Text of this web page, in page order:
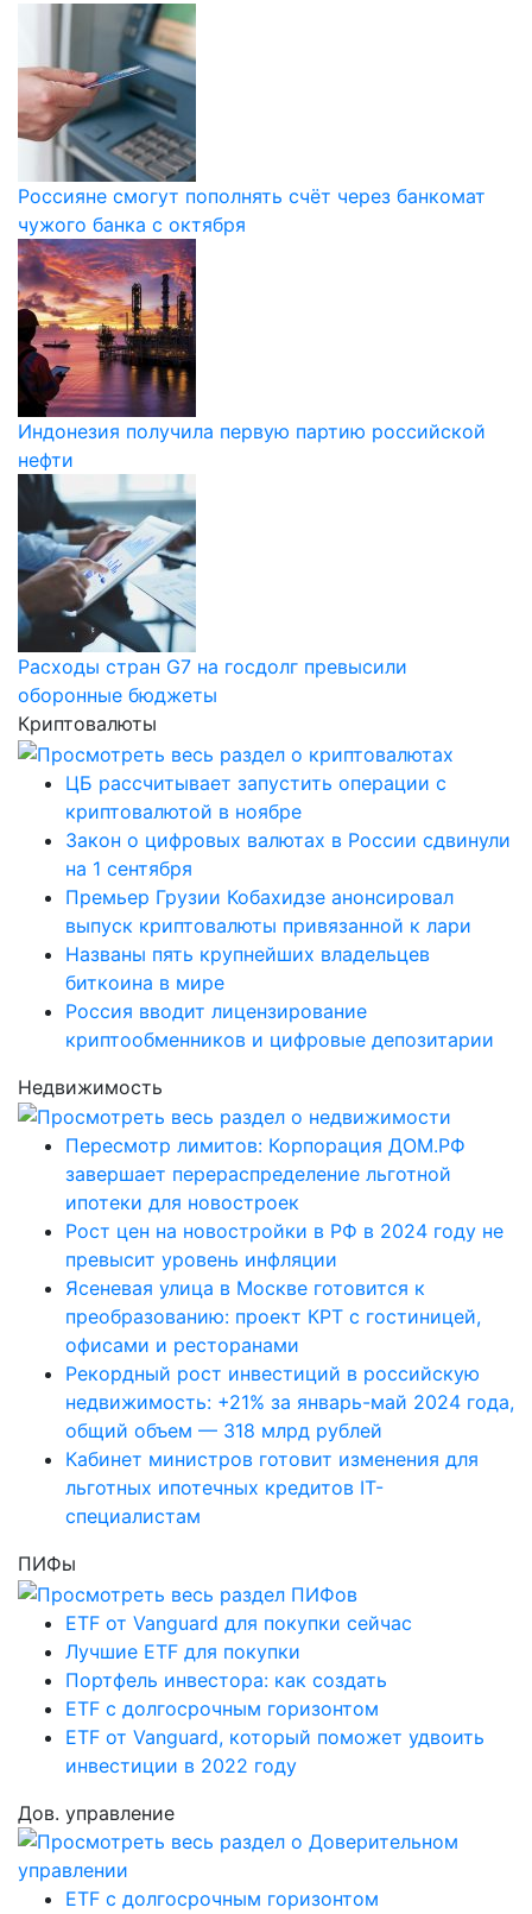
Россияне смогут пополнять счёт через банкомат
чужого банка с октября
Индонезия получила первую партию российской
нефти
Расходы стран G7 на госдолг превысили
оборонные бюджеты
Криптовалюты
ЦБ рассчитывает запустить операции с
криптовалютой в ноябре
Закон о цифровых валютах в России сдвинули
на 1 сентября
Премьер Грузии Кобахидзе анонсировал
выпуск криптовалюты привязанной к лари
Названы пять крупнейших владельцев
биткоина в мире
Россия вводит лицензирование
криптообменников и цифровые депозитарии
Недвижимость
Пересмотр лимитов: Корпорация ДОМ.РФ
завершает перераспределение льготной
ипотеки для новостроек
Рост цен на новостройки в РФ в 2024 году не
превысит уровень инфляции
Ясеневая улица в Москве готовится к
преобразованию: проект КРТ с гостиницей,
офисами и ресторанами
Рекордный рост инвестиций в российскую
недвижимость: +21% за январь-май 2024 года,
общий объем — 318 млрд рублей
Кабинет министров готовит изменения для
льготных ипотечных кредитов IT-
специалистам
ПИФы
ETF от Vanguard для покупки сейчас
Лучшие ETF для покупки
Портфель инвестора: как создать
ETF с долгосрочным горизонтом
ETF от Vanguard, который поможет удвоить
инвестиции в 2022 году
Дов. управление
ETF с долгосрочным горизонтом